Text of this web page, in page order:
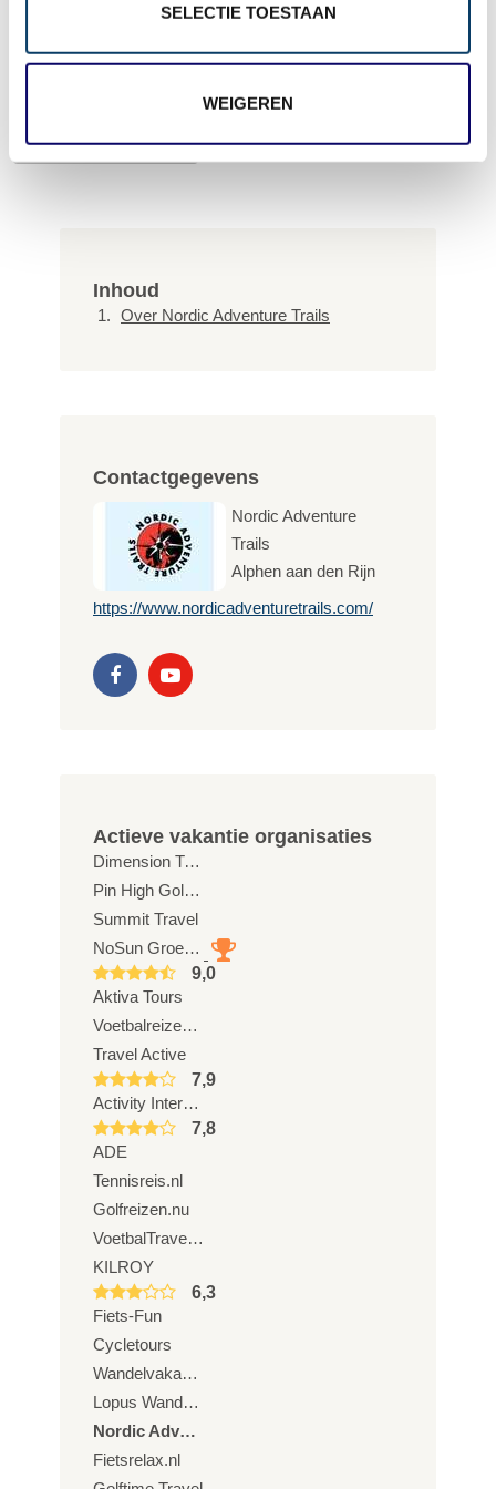
SELECTIE TOESTAAN
WEIGEREN
+ Ervaring delen
Inhoud
Over Nordic Adventure Trails
Contactgegevens
Nordic Adventure
Trails
Alphen aan den Rijn
https://www.nordicadventuretrails.com/
Actieve vakantie organisaties
Dimension Travel in Style
Pin High Golftravel
Summit Travel
NoSun Groepsreizen
9,0
Aktiva Tours
Voetbalreizen.com
Travel Active
7,9
Activity International
7,8
ADE
Tennisreis.nl
Golfreizen.nu
VoetbalTravel.nl
KILROY
6,3
Fiets-Fun
Cycletours
Wandelvakanties Europa
Lopus Wandelreizen
Nordic Adventure Trails
Fietsrelax.nl